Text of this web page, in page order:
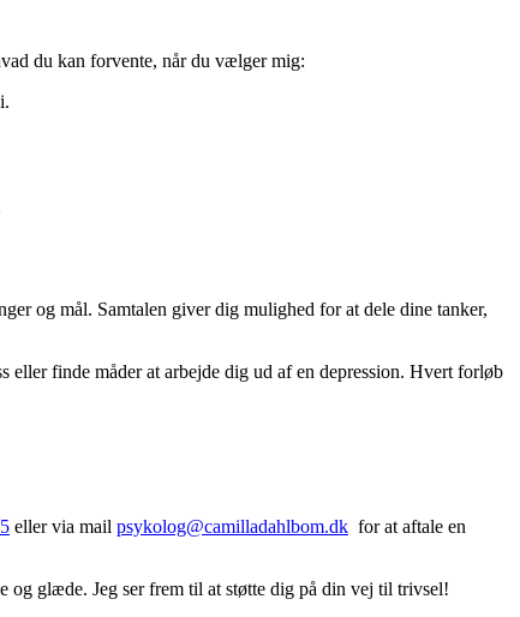
du kan forvente, når du vælger mig:
og mål. Samtalen giver dig mulighed for at dele dine tanker,
finde måder at arbejde dig ud af en depression. Hvert forløb
eller via mail psykolog@camilladahlbom.dk for at aftale en
og glæde. Jeg ser frem til at støtte dig på din vej til trivsel!